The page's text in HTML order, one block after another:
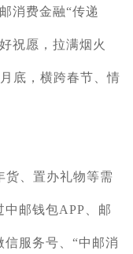
消费金融“传递
祝愿，拉满烟火
底，横跨春节、情
货、置办礼物等需
中邮钱包APP、邮
服务号、“中邮消